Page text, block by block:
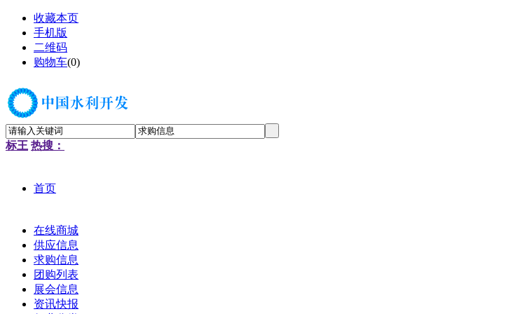
收藏本页
手机版
二维码
购物车(0)
标王 热搜：
首页
在线商城
供应信息
求购信息
团购列表
展会信息
资讯快报